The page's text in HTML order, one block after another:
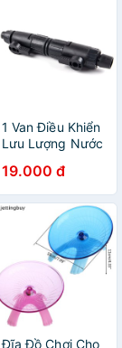
1 Van Điều Khiển
Lưu Lượng Nước
16mm
19.000 đ
Đĩa Đồ Chơi Cho